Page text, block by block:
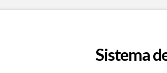
Sistema